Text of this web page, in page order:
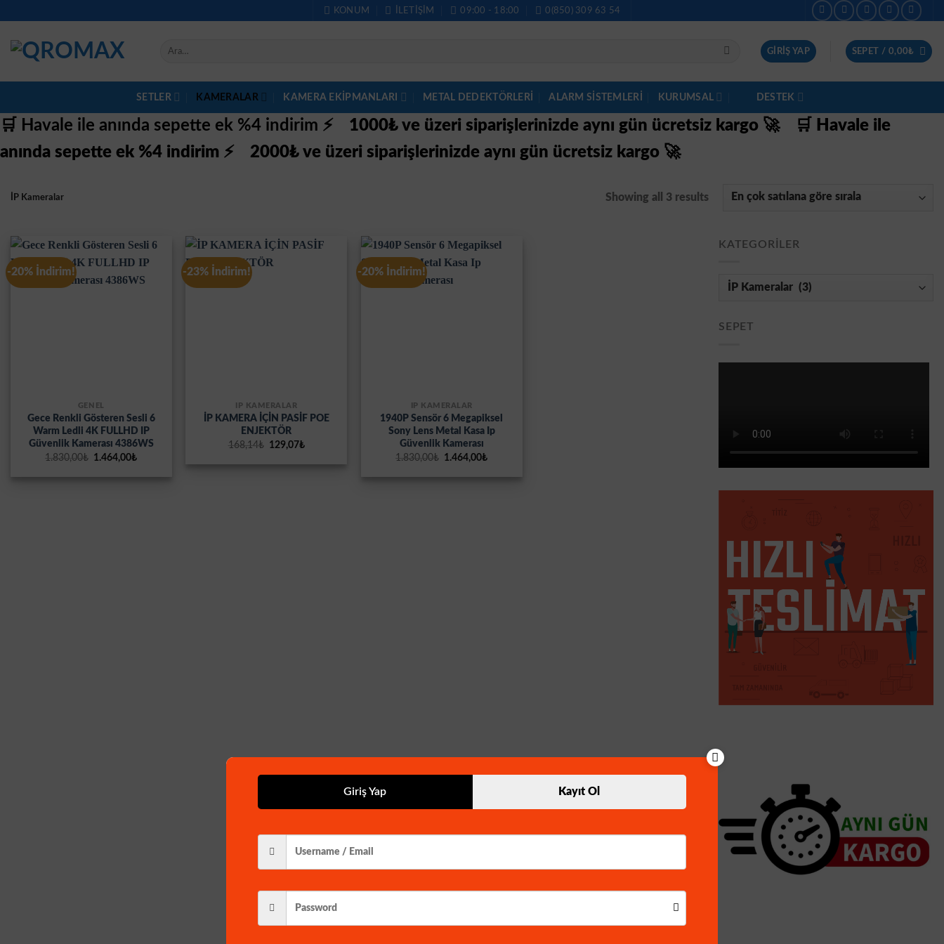
KONUM İLETIŞIM 09:00 - 18:00 0(850) 309 63 54
Ara:
GIRIŞ YAP SEPET / 0,00₺
SETLER KAMERALAR KAMERA EKİPMANLARI METAL DEDEKTÖRLERI ALARM SISTEMLERI KURUMSAL DESTEK
🛒 Havale ile anında sepette ek %4 indirim ⚡ 1000₺ ve üzeri siparişlerinizde aynı gün ücretsiz kargo 🚀
🛒 Havale ile
anında sepette ek %4 indirim ⚡
2000₺ ve üzeri siparişlerinizde aynı gün ücretsiz kargo 🚀
İP Kameralar Showing all 3 results
-20% İndirim!
GENEL
Gece Renkli Gösteren Sesli 6
Warm Ledli 4K FULLHD IP
Güvenlik Kamerası 4386WS
1.830,00₺ Orijinal
1.830,00₺.
1.464,00₺Şu
fiyat:
-23% İndirim!
İP KAMERALAR
İP KAMERA İÇİN PASİF POE
ENJEKTÖR
168,14₺ Orijinal
168,14₺.
129,07₺Şu
fiyat:
-20% İndirim!
İP KAMERALAR
1940P Sensör 6 Megapiksel
Sony Lens Metal Kasa Ip
Güvenlik Kamerası
1.830,00₺ Orijinal
1.830,00₺.
1.464,00₺Şu
fiyat:
KATEGORILER
SEPET
Giriş Yap Kayıt Ol